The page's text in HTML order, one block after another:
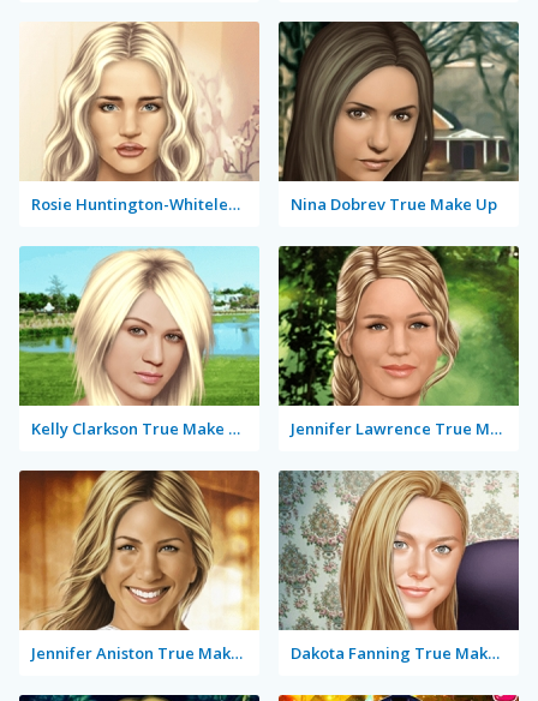
Rosie Huntington-Whiteley True Make Up Nina Dobrev True Make Up
Kelly Clarkson True Make Up Jennifer Lawrence True Make Up
Jennifer Aniston True Make Up Dakota Fanning True Make Up